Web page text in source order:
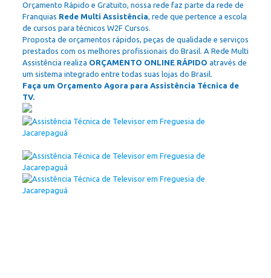
Orçamento Rápido e Gratuito, nossa rede faz parte da rede de
Franquias Rede Multi Assistência, rede que pertence a escola
de cursos para técnicos W2F Cursos.
Proposta de orçamentos rápidos, peças de qualidade e serviços
prestados com os melhores profissionais do Brasil. A Rede Multi
Assistência realiza ORÇAMENTO ONLINE RÁPIDO através de
um sistema integrado entre todas suas lojas do Brasil.
Faça um Orçamento Agora para Assistência Técnica de
TV.